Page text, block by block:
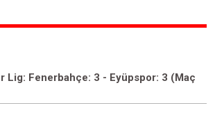
Lig: Fenerbahçe: 3 - Eyüpspor: 3 (Maç